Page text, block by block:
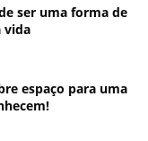
ser uma forma de
vida
espaço para uma